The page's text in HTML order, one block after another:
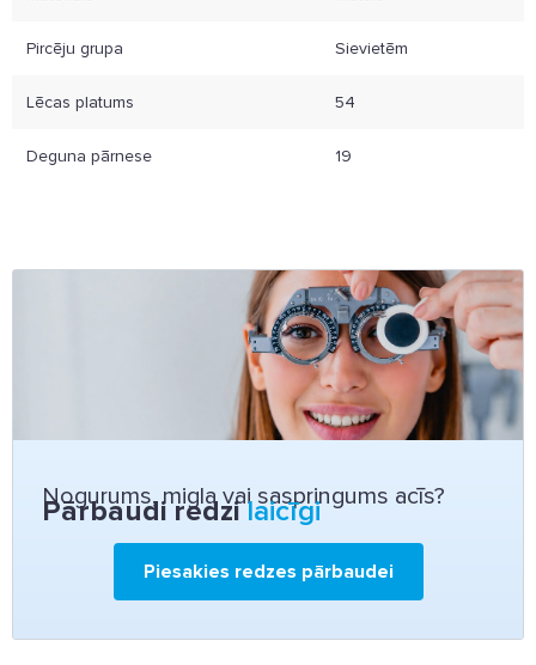
Pircēju grupa Sievietēm
Lēcas platums 54
Deguna pārnese 19
Nogurums, migla vai saspringums acīs?
Pārbaudi redzilaicīgi
Piesakies redzes pārbaudei